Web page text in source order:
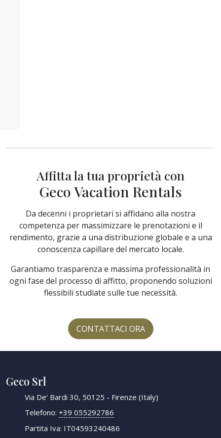
Affitta la tua proprietà con
Geco Vacation Rentals
Da decenni i proprietari si affidano alla nostra
competenza per massimizzare le prenotazioni e il
rendimento, grazie a una distribuzione globale e a una
conoscenza capillare del mercato locale.
Garantiamo trasparenza e massima professionalità in
ogni fase del processo di affitto, proponendo soluzioni
flessibili studiate sulle tue necessità.
CONTATTACI ORA
Geco Srl
Via De' Bardi 30, 50125 - Firenze (Italy)
Telefono: +39 055292786
Partita Iva: IT04593240486